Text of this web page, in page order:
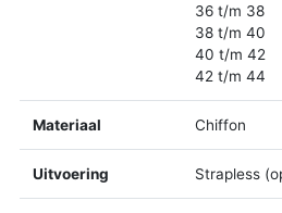
36 t/m 38
38 t/m 40
40 t/m 42
42 t/m 44
Materiaal Chiffon
Uitvoering Strapless